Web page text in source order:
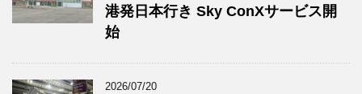
港発日本行き Sky ConXサービス開
始
2026/07/20